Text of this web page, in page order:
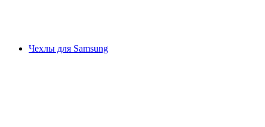
Чехлы для Samsung